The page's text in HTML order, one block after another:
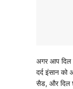
अगर आप दिल
दर्द इंसान
सैड, और दिल